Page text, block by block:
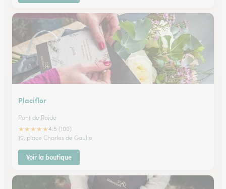
Placiflor
Pont de Roide
★★★★★4.5 (100)
19, place Charles de Gaulle
Voir la boutique